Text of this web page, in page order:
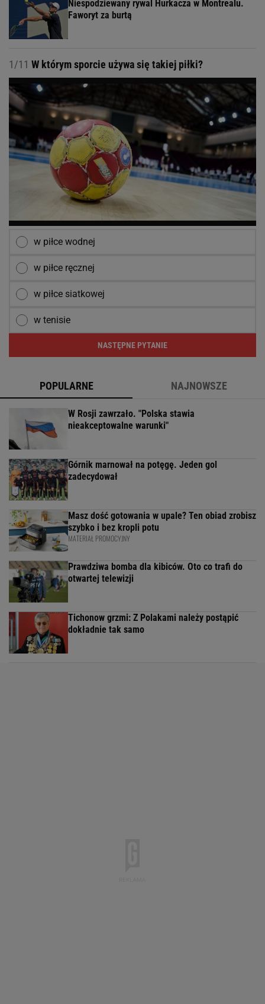
Niespodziewany rywal Hurkacza w Montrealu.
Faworyt za burtą
1/11 W którym sporcie używa się takiej piłki?
w piłce wodnej
w piłce ręcznej
w piłce siatkowej
w tenisie
NASTĘPNE PYTANIE
POPULARNE NAJNOWSZE
W Rosji zawrzało. "Polska stawia
nieakceptowalne warunki"
Górnik marnował na potęgę. Jeden gol
zadecydował
Masz dość gotowania w upale? Ten obiad zrobisz
szybko i bez kropli potu
MATERIAŁ PROMOCYJNY
Prawdziwa bomba dla kibiców. Oto co trafi do
otwartej telewizji
Tichonow grzmi: Z Polakami należy postąpić
dokładnie tak samo